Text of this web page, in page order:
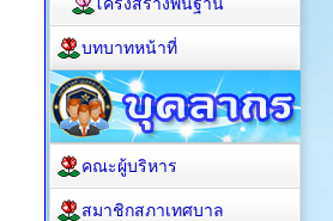
บทบาทหน้าที่
คณะผู้บริหาร
สมาชิกสภาเทศบาล